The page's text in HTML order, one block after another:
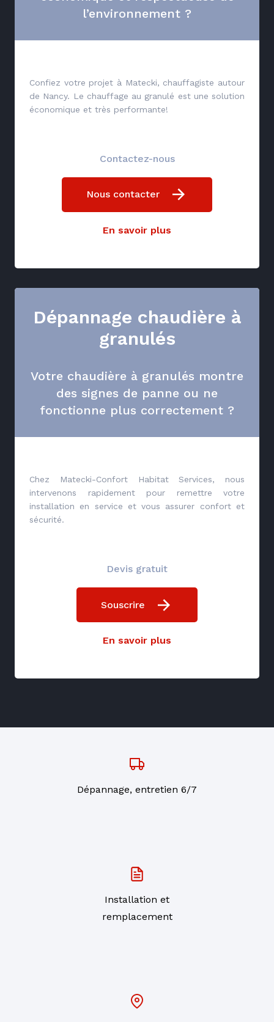
l’environnement ?
Confiez votre projet à Matecki, chauffagiste autour
de Nancy. Le chauffage au granulé est une solution
économique et très performante!
Contactez-nous
Nous contacter
En savoir plus
Dépannage chaudière à
granulés
Votre chaudière à granulés montre
des signes de panne ou ne
fonctionne plus correctement ?
Chez Matecki-Confort Habitat Services, nous
intervenons rapidement pour remettre votre
installation en service et vous assurer confort et
sécurité.
Devis gratuit
Souscrire
En savoir plus
Dépannage, entretien 6/7
Installation et
remplacement